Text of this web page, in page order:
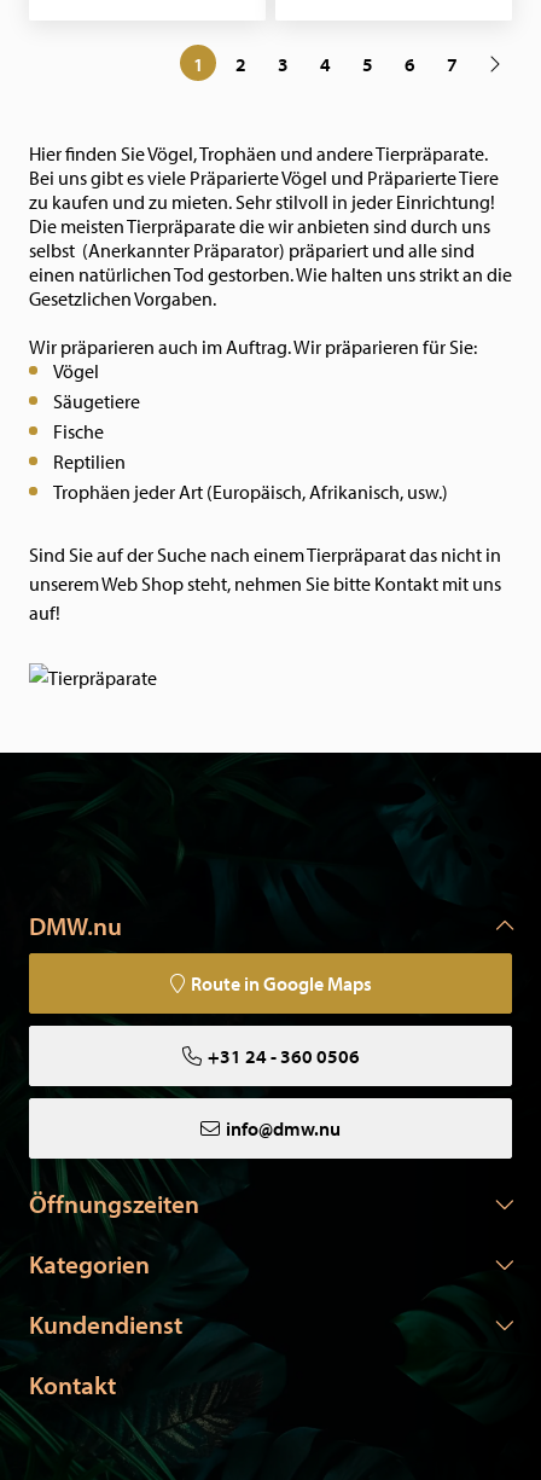
1 2 3 4 5 6 7
Hier finden Sie Vögel, Trophäen und andere Tierpräparate.
Bei uns gibt es viele Präparierte Vögel und Präparierte Tiere
zu kaufen und zu mieten. Sehr stilvoll in jeder Einrichtung!
Die meisten Tierpräparate die wir anbieten sind durch uns
selbst (Anerkannter Präparator) präpariert und alle sind
einen natürlichen Tod gestorben. Wie halten uns strikt an die
Gesetzlichen Vorgaben.
Wir präparieren auch im Auftrag. Wir präparieren für Sie:
Vögel
Säugetiere
Fische
Reptilien
Trophäen jeder Art (Europäisch, Afrikanisch, usw.)
Sind Sie auf der Suche nach einem Tierpräparat das nicht in
unserem Web Shop steht, nehmen Sie bitte Kontakt mit uns
auf!
DMW.nu
Route in Google Maps
+31 24 - 360 0506
info@dmw.nu
Öffnungszeiten
Kategorien
Kundendienst
Kontakt